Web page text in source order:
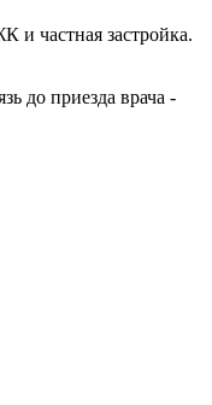
и частная застройка.
до приезда врача -